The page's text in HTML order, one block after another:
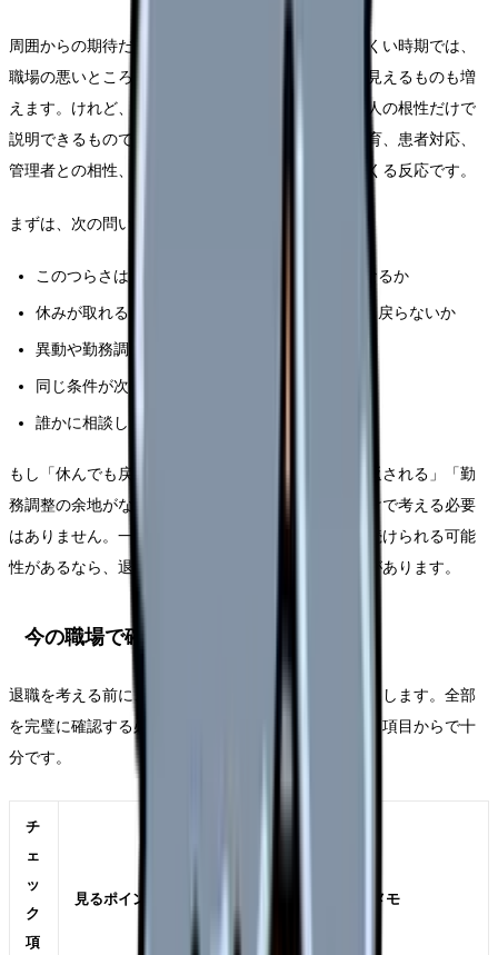
周囲からの期待だけが増え、自分の成長を実感しにくい時期では、
職場の悪いところだけでなく、自分の弱さのように見えるものも増
えます。けれど、看護師さんの「辞めたい」は、本人の根性だけで
説明できるものではありません。勤務表、夜勤、教育、患者対応、
管理者との相性、家庭の事情、体調が重なって出てくる反応です。
まずは、次の問いを使って原因を分けてください。
このつらさは、特定の人・部署・勤務帯で強くなるか
休みが取れると回復するか、それとも休みの日も戻らないか
異動や勤務調整で軽くなる可能性があるか
同じ条件が次の職場でも続きそうか
誰かに相談した時、具体的な改善案が出たか
もし「休んでも戻らない」「相談しても人格否定で返される」「勤
務調整の余地がない」なら、今の職場に残る前提だけで考える必要
はありません。一方で、部署や勤務形態を変えれば続けられる可能
性があるなら、退職前にその選択肢を確認する価値があります。
今の職場で確認したいチェックリスト
退職を考える前に、今の職場で確認できることを表にします。全部
を完璧に確認する必要はありません。自分に関係する項目からで十
分です。
チ
ェ
ッ
ク
項
見るポイント メモ